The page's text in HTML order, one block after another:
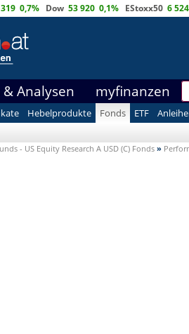
0,7% Dow 53 920 0,1% EStoxx50 6 524
& Analysen myfinanzen
Hebelprodukte Fonds ETF
- US Equity Research A USD (C) Fonds »